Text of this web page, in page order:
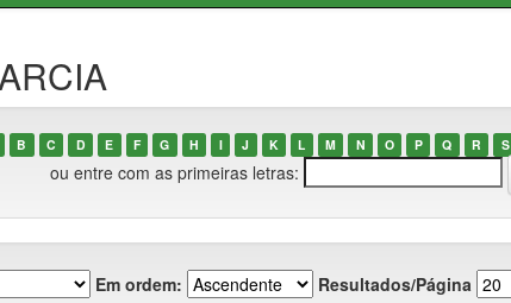
B C D E F G H I J K L M N O P Q R S
ou entre com as primeiras letras:
Em ordem: Resultados/Página